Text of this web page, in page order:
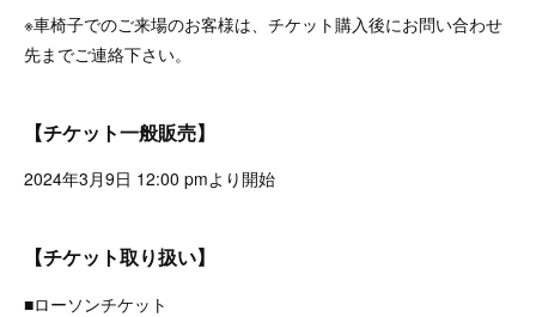
※車椅子でのご来場のお客様は、チケット購入後にお問い合わせ
先までご連絡下さい。
【チケット一般販売】
2024年3月9日 12:00 pmより開始
【チケット取り扱い】
■ローソンチケット